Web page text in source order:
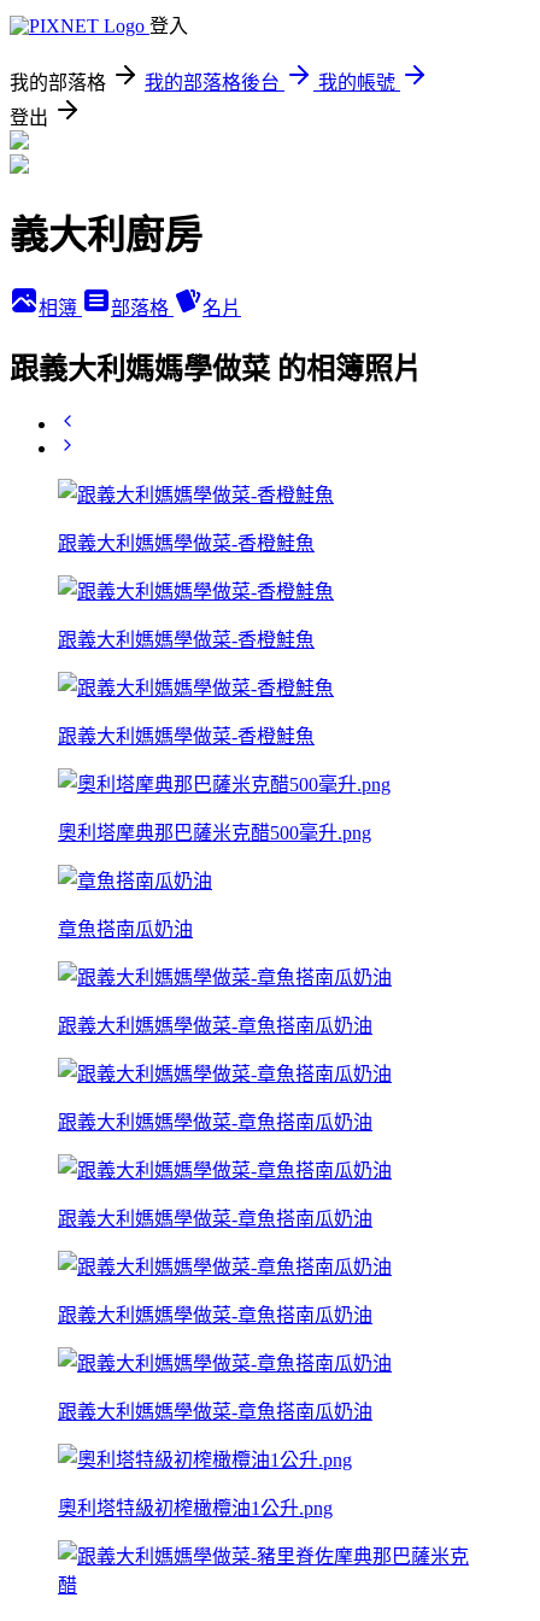
登入
我的部落格 我的部落格後台
我的帳號
登出
義大利廚房
相簿 部落格 名片
跟義大利媽媽學做菜 的相簿照片
跟義大利媽媽學做菜-香橙鮭魚
跟義大利媽媽學做菜-香橙鮭魚
跟義大利媽媽學做菜-香橙鮭魚
奧利塔摩典那巴薩米克醋500毫升.png
章魚搭南瓜奶油
跟義大利媽媽學做菜-章魚搭南瓜奶油
跟義大利媽媽學做菜-章魚搭南瓜奶油
跟義大利媽媽學做菜-章魚搭南瓜奶油
跟義大利媽媽學做菜-章魚搭南瓜奶油
跟義大利媽媽學做菜-章魚搭南瓜奶油
奧利塔特級初榨橄欖油1公升.png